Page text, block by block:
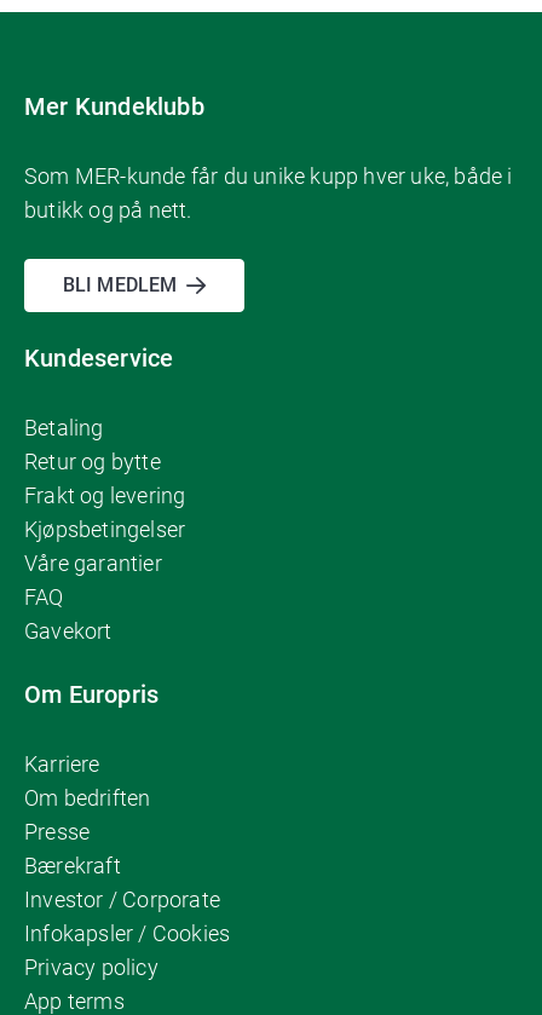
Mer Kundeklubb
Som MER-kunde får du unike kupp hver uke, både i
butikk og på nett.
BLI MEDLEM
Kundeservice
Betaling
Retur og bytte
Frakt og levering
Kjøpsbetingelser
Våre garantier
FAQ
Gavekort
Om Europris
Karriere
Om bedriften
Presse
Bærekraft
Investor / Corporate
Infokapsler / Cookies
Privacy policy
App terms